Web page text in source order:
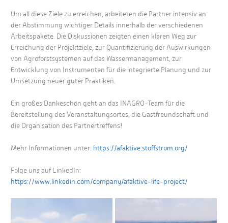
Um all diese Ziele zu erreichen, arbeiteten die Partner intensiv an
der Abstimmung wichtiger Details innerhalb der verschiedenen
Arbeitspakete. Die Diskussionen zeigten einen klaren Weg zur
Erreichung der Projektziele, zur Quantifizierung der Auswirkungen
von Agroforstsystemen auf das Wassermanagement, zur
Entwicklung von Instrumenten für die integrierte Planung und zur
Umsetzung neuer guter Praktiken.
Ein großes Dankeschön geht an das INAGRO-Team für die
Bereitstellung des Veranstaltungsortes, die Gastfreundschaft und
die Organisation des Partnertreffens!
Mehr Informationen unter: https://afaktive.stoffstrom.org/
Folge uns auf LinkedIn:
https://www.linkedin.com/company/afaktive-life-project/